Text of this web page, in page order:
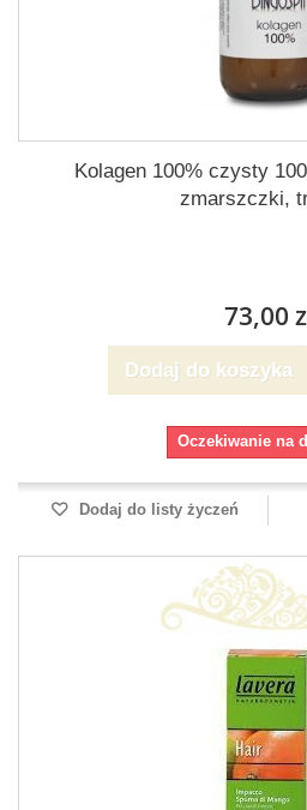
Kolagen 100% czysty
zmarszczki,
73,00
Dodaj do koszyka
Oczekiwanie na
Dodaj do listy życzeń